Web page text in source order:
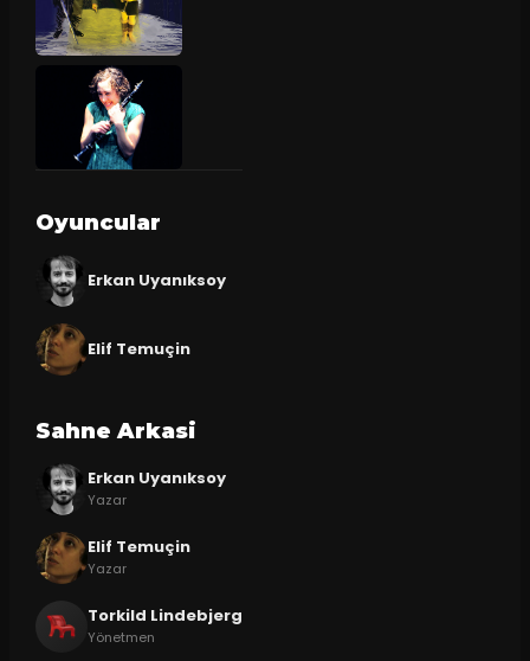
Oyuncular
Erkan Uyanıksoy
Elif Temuçin
Sahne Arkasi
Erkan Uyanıksoy
Yazar
Elif Temuçin
Yazar
Torkild Lindebjerg
Yönetmen